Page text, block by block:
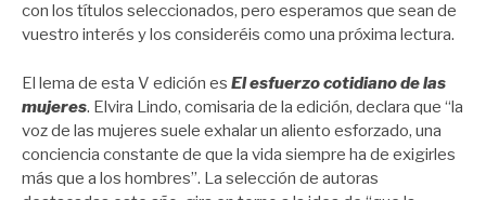
con los títulos seleccionados, pero esperamos que sean de
vuestro interés y los consideréis como una próxima lectura.
El lema de esta V edición es El esfuerzo cotidiano de las
mujeres. Elvira Lindo, comisaria de la edición, declara que “la
voz de las mujeres suele exhalar un aliento esforzado, una
conciencia constante de que la vida siempre ha de exigirles
más que a los hombres”. La selección de autoras